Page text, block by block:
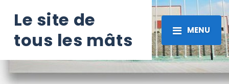
Le site de
tous les mâts
MENU